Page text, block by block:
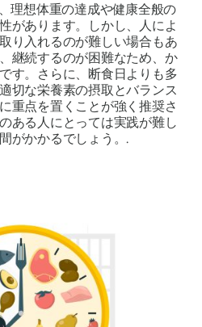
理想体重の達成や健康全般の
があります。しかし、人によ
り入れるのが難しい場合もあ
継続するのが困難なため、か
す。さらに、断食日よりも多
切な栄養素の摂取とバランス
重点を置くことが強く推奨さ
ある人にとっては実践が難し
がかかるでしょう。.